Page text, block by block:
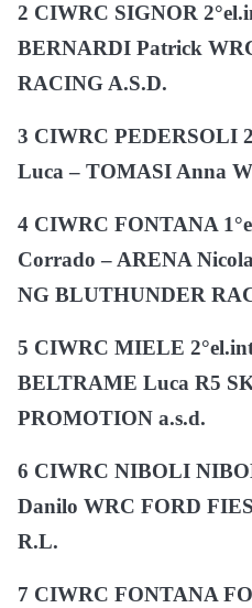
2 CIWRC SIGNOR
BERNARDI Patrick
RACING A.S.D.
3 CIWRC PEDERSOLI
Luca – TOMASI Anna
4 CIWRC FONTANA
Corrado – ARENA
NG BLUTHUNDER
5 CIWRC MIELE
BELTRAME Luca R5
PROMOTION a.s.d.
6 CIWRC NIBOLI
Danilo WRC FORD
R.L.
7 CIWRC FONTANA